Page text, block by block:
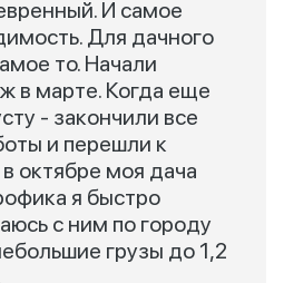
И самое
Для дачного
то. Начали
в марте. Когда еще
- закончили все
и перешли к
октябре моя дача
я быстро
с ним по городу
грузы до 1,2